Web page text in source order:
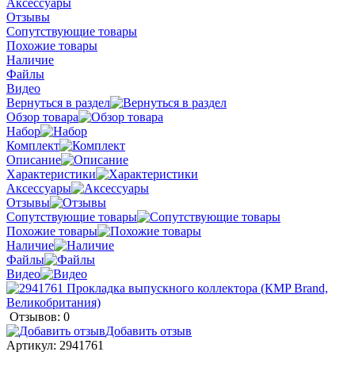
Отзывы
Сопутствующие товары
Похожие товары
Наличие
Файлы
Видео
Вернуться в раздел
Обзор товара
Набор
Комплект
Описание
Характеристики
Аксессуары
Отзывы
Сопутствующие товары
Похожие товары
Наличие
Файлы
Видео
Отзывов: 0
Добавить отзыв
Артикул: 2941761